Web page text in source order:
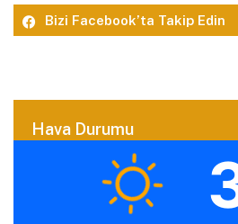
Bizi Facebook’ta Takip Edin
Hava Durumu